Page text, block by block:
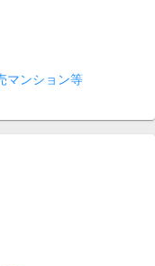
マンション等